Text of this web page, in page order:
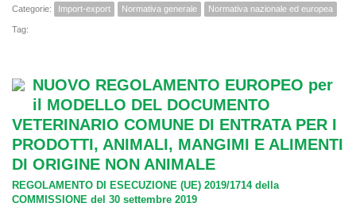
Categorie: Import-export Normativa generale Normativa nazionale ed europea
Tag:
NUOVO REGOLAMENTO EUROPEO per
il MODELLO DEL DOCUMENTO
VETERINARIO COMUNE DI ENTRATA PER I
PRODOTTI, ANIMALI, MANGIMI E ALIMENTI
DI ORIGINE NON ANIMALE
REGOLAMENTO DI ESECUZIONE (UE) 2019/1714 della
COMMISSIONE del 30 settembre 2019